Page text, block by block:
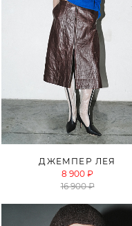
ДЖЕМПЕР ЛЕЯ
8 900 ₽
16 900 ₽